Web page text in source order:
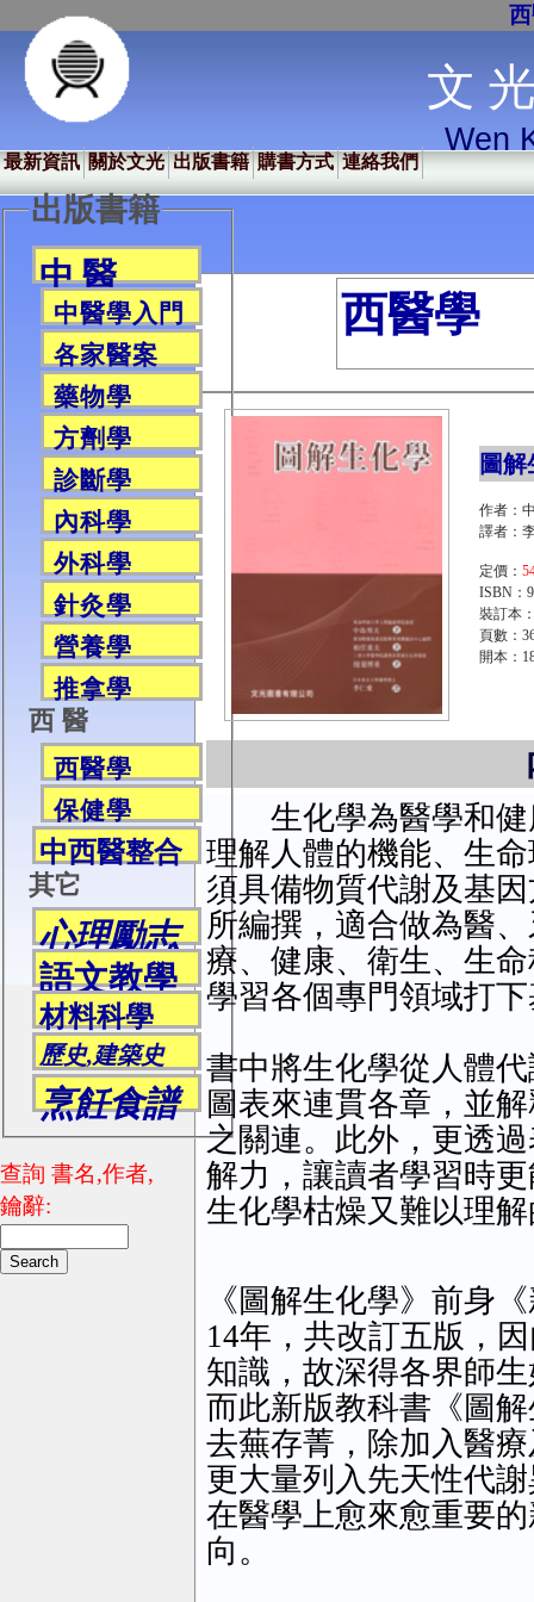
文
Wen
最新資訊 關於文光 出版書籍 購書方式 連絡我們
出版書籍
中 醫
中醫學入門
各家醫案
藥物學
方劑學
診斷學
內科學
外科學
針灸學
營養學
推拿學
西 醫
西醫學
保健學
中西醫整合
其它
心理勵志
語文教學
材料科學
歷史,建築史
烹飪食譜
查詢 書名,作者,
鑰辭:
西醫學
圖
作者：
譯者：
定價：
ISBN：
裝訂本
頁數：
開本：
生化學為醫學和健
理解人體的機能、生
須具備物質代謝及基
所編撰，適合做為醫
療、健康、衛生、生
學習各個專門領域打
書中將生化學從人體
圖表來連貫各章，並
之關連。此外，更透
解力，讓讀者學習時
生化學枯燥又難以理
《圖解生化學》前身
14年，共改訂五版，
知識，故深得各界師
而此新版教科書《圖
去蕪存菁，除加入醫
更大量列入先天性代
在醫學上愈來愈重要
向。